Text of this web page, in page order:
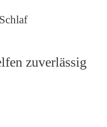
Schlaf
zuverlässig